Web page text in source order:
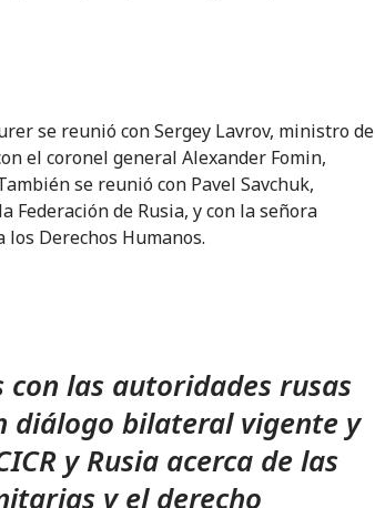
se reunió con Sergey Lavrov, ministro de
el coronel general Alexander Fomin,
se reunió con Pavel Savchuk,
Federación de Rusia, y con la señora
Derechos Humanos.
con las autoridades rusas
diálogo bilateral vigente y
y Rusia acerca de las
y el derecho